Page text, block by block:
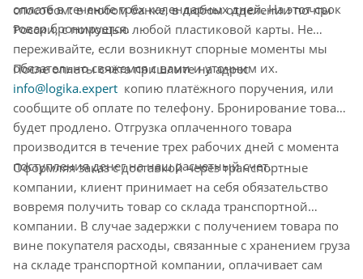
оплате в течение трёх календарных дней. На этот срок
товар бронируется.
способом: в любом банке, в любом отделении почты
России, с помощью любой пластиковой карты. Не
переживайте, если возникнут спорные моменты мы
обязательно свяжемся с вами и уточним их.
После оплаты счёта пришлите на адрес
info@logika.expert копию платёжного поручения, или
сообщите об оплате по телефону. Бронирование товара
будет продлено. Отгрузка оплаченного товара
производится в течение трех рабочих дней с момента
поступления денег на наш расчетный счет.
Оформляя заказ с доставкой через транспортные
компании, клиент принимает на себя обязательство
вовремя получить товар со склада транспортной
компании. В случае задержки с получением товара по
вине покупателя расходы, связанные с хранением груза
на складе транспортной компании, оплачивает сам